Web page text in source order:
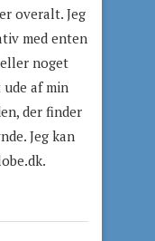
overalt. Jeg
med enten
noget
af min
der finder
Jeg kan